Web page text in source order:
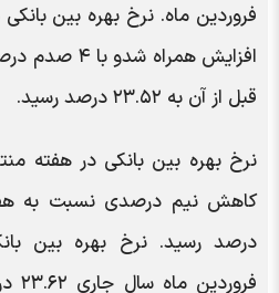
فروردین ماه. نرخ بهره بین بانکی
افزایش
قبل از آن به ۲۳.۵۲ درصد رسید.
درصد رسید. نرخ بهره بین